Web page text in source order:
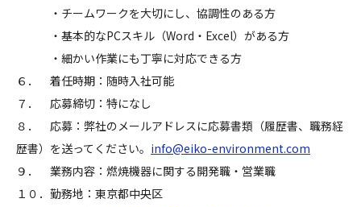
・チームワークを大切にし、協調性のある方
・基本的なPCスキル（Word・Excel）がある方
・細かい作業にも丁寧に対応できる方
６． 着任時期：随時入社可能
７． 応募締切：特になし
８． 応募：弊社のメールアドレスに応募書類（履歴書、職務経
歴書）を送ってください。 info@eiko-environment.com
９． 業務内容：燃焼機器に関する開発職・営業職
１０．勤務地：東京都中央区